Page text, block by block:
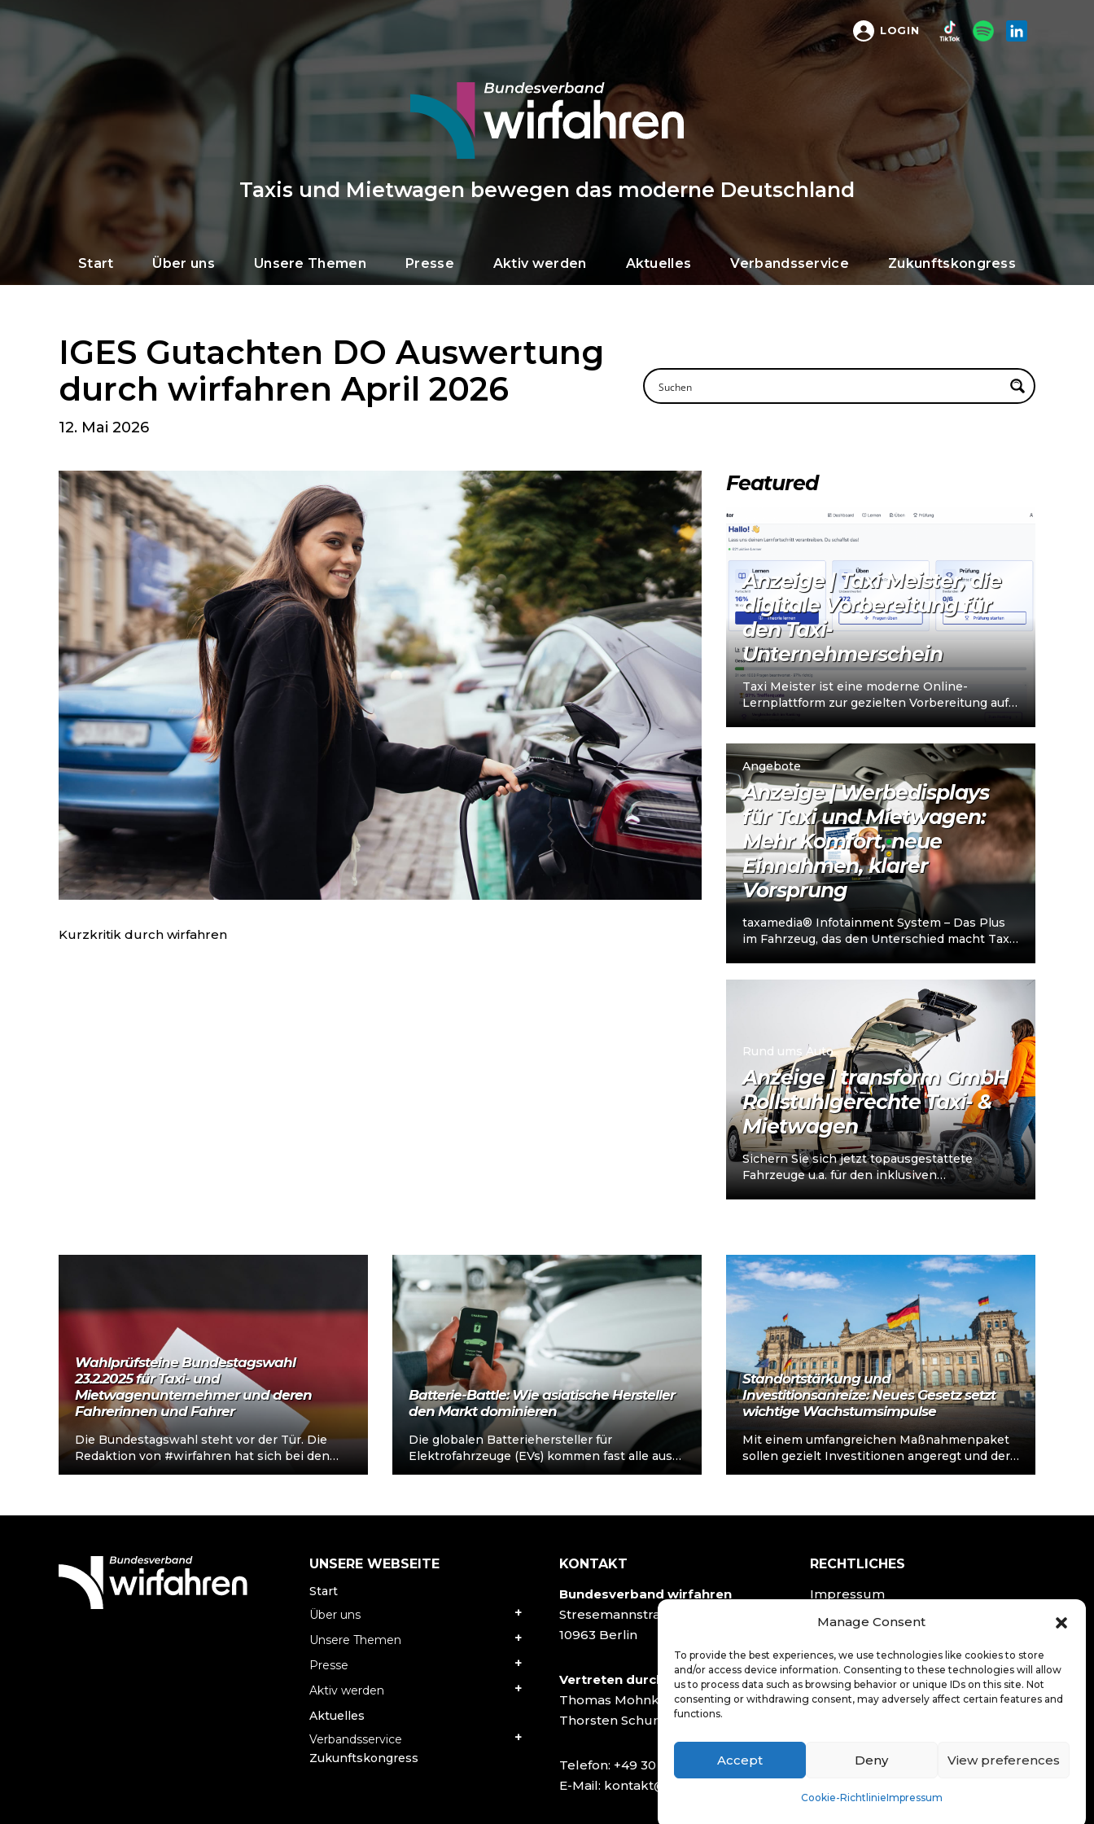
Manage Consent
To provide the best experiences, we use technologies like cookies to store
and/or access device information. Consenting to these technologies will allow
us to process data such as browsing behavior or unique IDs on this site. Not
consenting or withdrawing consent, may adversely affect certain features and
functions.
Accept Deny View preferences
Cookie-RichtlinieImpressum
LOGIN
Taxis und Mietwagen bewegen das moderne Deutschland
Start Über uns Unsere Themen Presse Aktiv werden Aktuelles Verbandsservice Zukunftskongress
IGES Gutachten DO Auswertung
durch wirfahren April 2026
12. Mai 2026
Kurzkritik durch wirfahren
Featured
Mehr lesen
Anzeige | Taxi Meister, die
digitale Vorbereitung für
den Taxi-
Unternehmerschein
Taxi Meister ist eine moderne Online-
Lernplattform zur gezielten Vorbereitung auf
den Taxi- und Mietwagen-
richtet sich an…
Mehr lesen Angebote
Anzeige | Werbedisplays
für Taxi und Mietwagen:
Mehr Komfort, neue
Einnahmen, klarer
Vorsprung
taxamedia® Infotainment System – Das Plus
im Fahrzeug, das den Unterschied macht Taxi-
Rund ums Auto
Anzeige | transform GmbH
Rollstuhlgerechte Taxi- &
Mietwagen
Sichern Sie sich jetzt topausgestattete
Fahrzeuge u.a. für den inklusiven
Wahlprüfsteine Bundestagswahl
23.2.2025 für Taxi- und
Mietwagenunternehmer und deren
Fahrerinnen und Fahrer
Die Bundestagswahl steht vor der Tür. Die
Redaktion von #wirfahren hat sich bei den
relevanten Bundesparteien umgeschaut,
Batterie-Battle: Wie asiatische Hersteller
den Markt dominieren
Die globalen Batteriehersteller für
Elektrofahrzeuge (EVs) kommen fast alle aus
Asien. Eine Ende Oktober veröffentlichte
Mehr lesen
Standortstärkung und
Investitionsanreize: Neues Gesetz setzt
wichtige Wachstumsimpulse
Mit einem umfangreichen Maßnahmenpaket
sollen gezielt Investitionen angeregt und der
Wirtschaftsstandort Deutschland nachhaltig
UNSERE WEBSEITE
Start
Über uns
Unsere Themen
Presse
Aktiv werden
Aktuelles
Verbandsservice
Zukunftskongress
KONTAKT
Bundesverband wirfahren
Stresemannstraße 78
10963 Berlin
Vertreten durch:
Thomas Mohnke
Thorsten Schumacher
Telefon: +49 30 4050292720
E-Mail: kontakt@wirfahren.de
RECHTLICHES
Impressum
Datenschutzerklärung
LOGIN